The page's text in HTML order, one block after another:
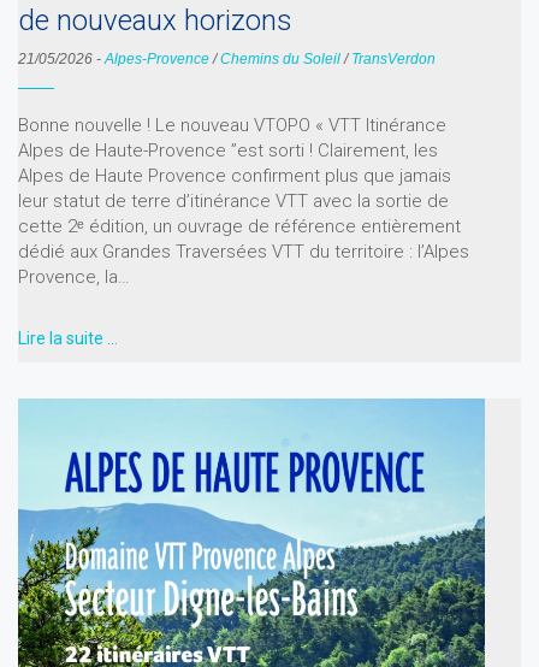
de nouveaux horizons
21/05/2026 -Alpes-Provence/Chemins du Soleil/ TransVerdon
Bonne nouvelle ! Le nouveau VTOPO « VTT Itinérance
Alpes de Haute-Provence ”est sorti ! Clairement, les
Alpes de Haute Provence confirment plus que jamais
leur statut de terre d’itinérance VTT avec la sortie de
cette 2ᵉ édition, un ouvrage de référence entièrement
dédié aux Grandes Traversées VTT du territoire : l’Alpes
Provence, la…
Lire la suite …